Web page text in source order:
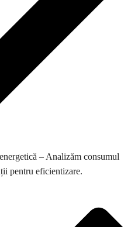
– Analizăm consumul
pentru eficientizare.